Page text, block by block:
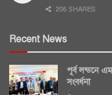
206 SHARES
Recent News
পূর্ব লন্ডনে
সংবর্ধনা